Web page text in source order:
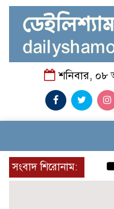
শনিবার, ০৮
সংবাদ শিরোনাম: